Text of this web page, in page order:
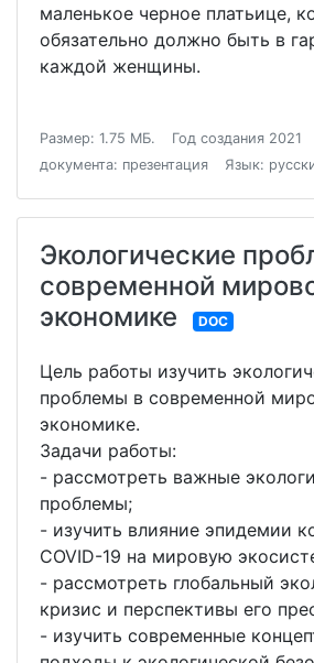
маленькое черное платьице,
обязательно должно быть в
каждой женщины.
Размер: 1.75 МБ. Год создания 2021
документа: презентация
Язык:
Экологические
современной
экономике
DOC
Цель работы изучить
проблемы в современной
экономике.
Задачи работы:
- рассмотреть важные
проблемы;
- изучить влияние эпидемии
COVID-19 на мировую
- рассмотреть глобальный
кризис и перспективы его
- изучить современные